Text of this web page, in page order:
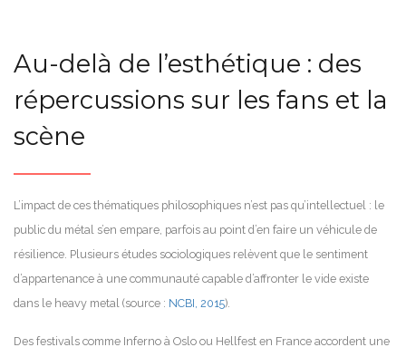
Au-delà de l’esthétique : des
répercussions sur les fans et la
scène
L’impact de ces thématiques philosophiques n’est pas qu’intellectuel : le
public du métal s’en empare, parfois au point d’en faire un véhicule de
résilience. Plusieurs études sociologiques relèvent que le sentiment
d’appartenance à une communauté capable d’affronter le vide existe
dans le heavy metal (source : NCBI, 2015).
Des festivals comme Inferno à Oslo ou Hellfest en France accordent une